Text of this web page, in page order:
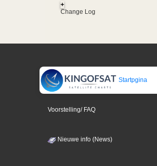
+
Change Log
Startpgina
Voorstelling/ FAQ
Nieuwe info (News)